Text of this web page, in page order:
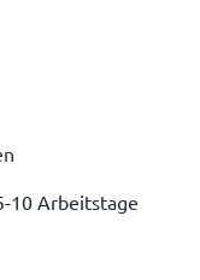
10 Arbeitstage